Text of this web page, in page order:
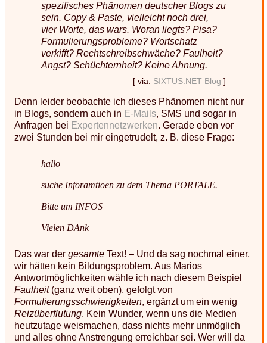
spezifisches Phänomen deutscher Blogs zu
sein. Copy & Paste, vielleicht noch drei,
vier Worte, das wars. Woran liegts? Pisa?
Formulierungsprobleme? Wortschatz
verkifft? Rechtschreibschwäche? Faulheit?
Angst? Schüchternheit? Keine Ahnung.
[ via: SIXTUS.NET Blog ]
Denn leider beobachte ich dieses Phänomen nicht nur
in Blogs, sondern auch in E-Mails, SMS und sogar in
Anfragen bei Expertennetzwerken. Gerade eben vor
zwei Stunden bei mir eingetrudelt, z. B. diese Frage:
hallo
suche Inforamtioen zu dem Thema PORTALE.
Bitte um INFOS
Das war der gesamte Text! – Und da sag nochmal einer,
wir hätten kein Bildungsproblem. Aus Marios
Antwortmöglichkeiten wähle ich nach diesem Beispiel
Faulheit(ganz weit oben), gefolgt von
Formulierungsschwierigkeiten, ergänzt um ein wenig
Reizüberflutung. Kein Wunder, wenn uns die Medien
heutzutage weismachen, dass nichts mehr unmöglich
und alles ohne Anstrengung erreichbar sei. Wer will da